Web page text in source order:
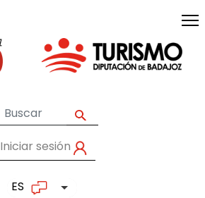
User account
Iniciar sesión
ES Lista adicional de